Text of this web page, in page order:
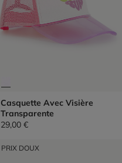
Casquette Avec Visière
Transparente
29,00 €
PRIX DOUX